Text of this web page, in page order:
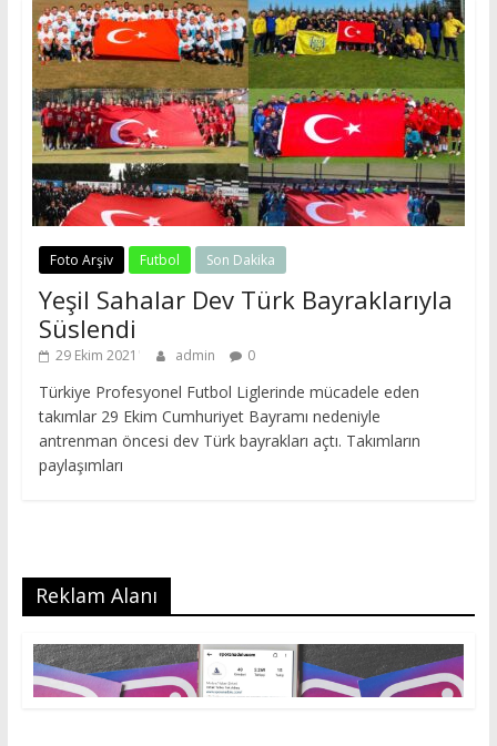
Foto Arşiv Futbol Son Dakika
Yeşil Sahalar Dev Türk Bayraklarıyla
Süslendi
29 Ekim 2021 admin 0
Türkiye Profesyonel Futbol Liglerinde mücadele eden
takımlar 29 Ekim Cumhuriyet Bayramı nedeniyle
antrenman öncesi dev Türk bayrakları açtı. Takımların
paylaşımları
Reklam Alanı